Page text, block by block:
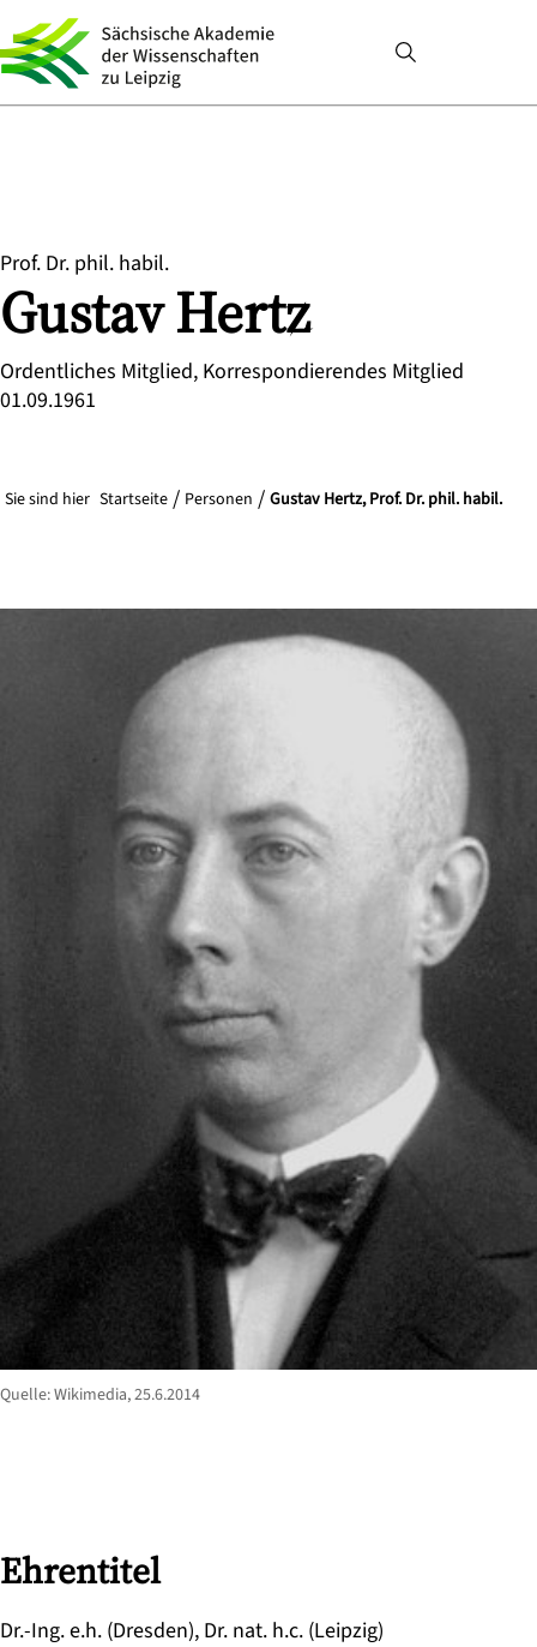
Prof. Dr. phil. habil.
GustavHertz
Ordentliches Mitglied, Korrespondierendes Mitglied
01.09.1961
Sie sind hier Startseite Personen Gustav Hertz, Prof. Dr. phil. habil.
Ehrentitel
Dr.-Ing. e.h. (Dresden), Dr. nat. h.c. (Leipzig)
Quelle: Wikimedia, 25.6.2014